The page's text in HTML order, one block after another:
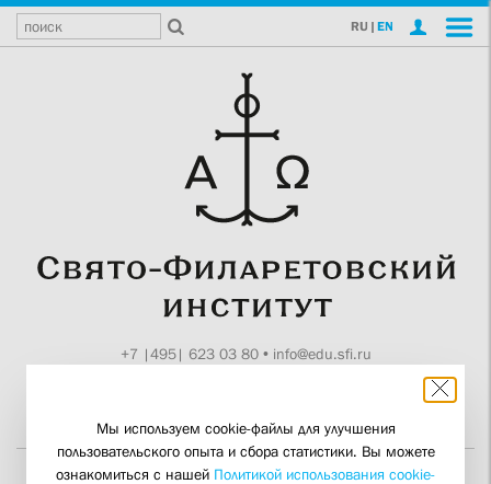
RU | EN
+7 |495| 623 03 80• info@edu.sfi.ru
Мы используем cookie-файлы для улучшения
пользовательского опыта и сбора статистики. Вы можете
ознакомиться с нашей Политикой использования cookie-